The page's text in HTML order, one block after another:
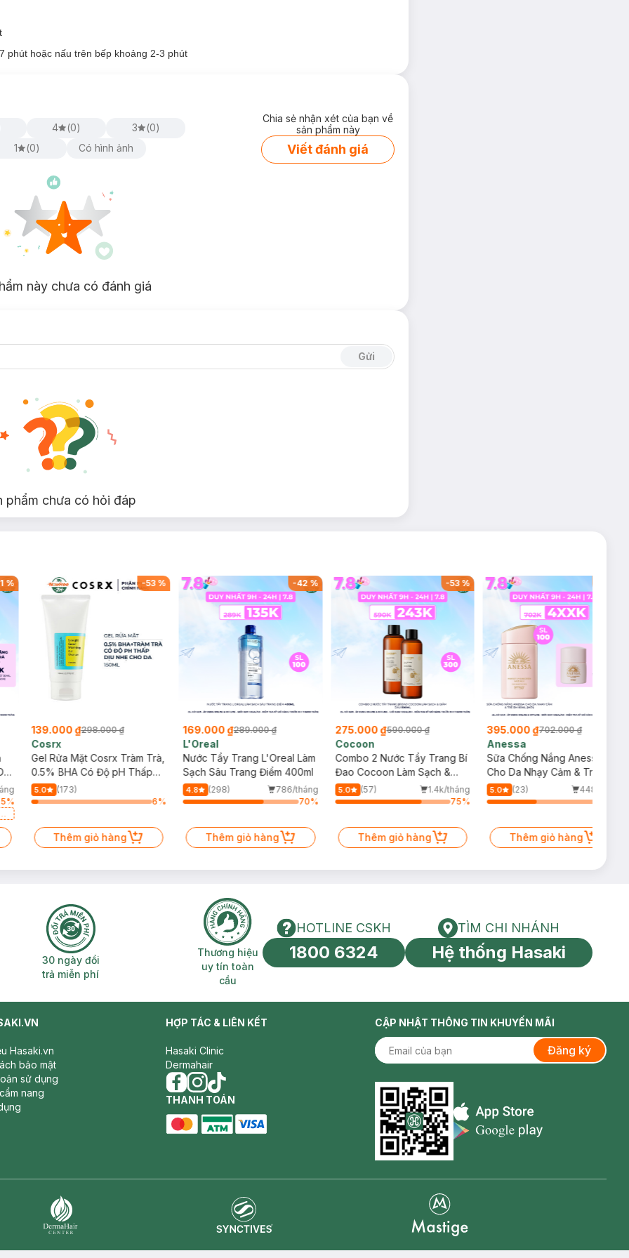
Food Cá Lóc Cải Bó Xôi
giờ ăn thật vui vẻ và thích thú.
ngày
phút hoặc nấu trên bếp khoảng 2-3 phút
4 (0) 3 (0)
1 (0) Có hình ảnh
Chia sẻ nhận xét của bạn về
sản phẩm này
Viết đánh giá
này chưa có đánh giá
Gửi
phẩm chưa có hỏi đáp
%
%
-53%
139.000 ₫298.000 ₫
Cosrx
Gel Rửa Mặt Cosrx Tràm Trà,
0.5% BHA Có Độ pH Thấp
150ml
5.0
(173)
6%
Thêm giỏ hàng
-42 %
169.000 ₫289.000 ₫
L'Oreal
Nước Tẩy Trang L'Oreal Làm
Sạch Sâu Trang Điểm 400ml
4.8 (298)
786/tháng
70%
Thêm giỏ hàng
-53%
275.000 ₫590.000 ₫
Cocoon
Combo 2 Nước Tẩy Trang Bí
Đao Cocoon Làm Sạch &
Giảm Dầu 500ml
5.0 (57)
1.4k/tháng
75%
Thêm giỏ hàng
395.000 ₫702.000 ₫
Anessa
Sữa Chống Nắng Anessa
Cho Da Nhạy Cảm & Trẻ Em
60ml (Mới)
5.0 (23)
448/tháng
Thêm giỏ hàng
2H 30 ngày đổi trả miễn phí
30 ngày đổi
trả miễn phí
Thương hiệu uy tín toàn cầu
Thương hiệu
uy tín toàn
cầu
HOTLINE CSKH
HOTLINE CSKH
1800 6324
Tìm chi nhánh
TÌM CHI NHÁNH
Hệ thống Hasaki
Hasaki.vn
bảo mật
sử dụng
nang
HỢP TÁC & LIÊN KẾT
Hasaki Clinic
Dermahair
facebook
instagram
tiktok
THANH TOÁN
CẬP NHẬT THÔNG TIN KHUYẾN MÃI
Đăng ký
Appstore icon